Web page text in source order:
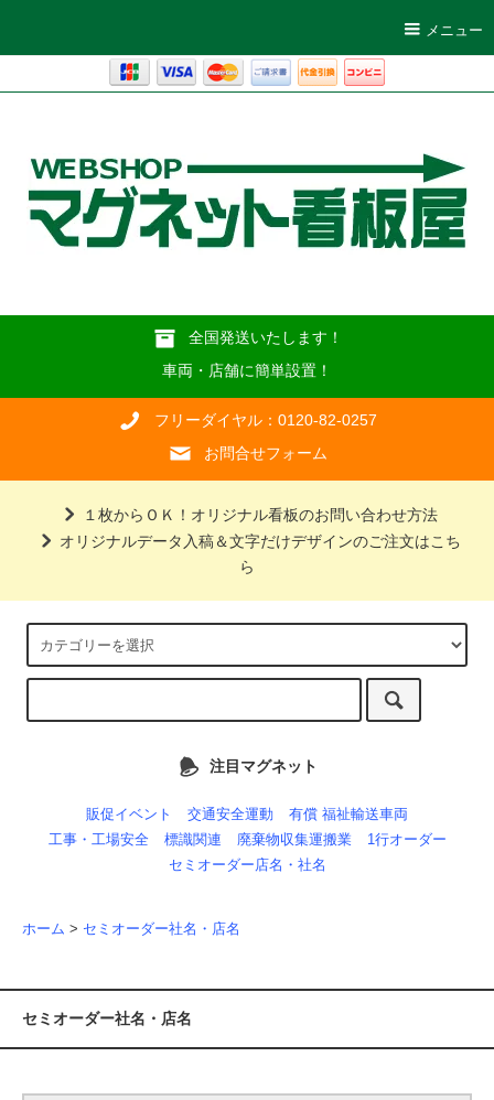
メニュー
全国発送いたします！
車両・店舗に簡単設置！
フリーダイヤル：0120-82-0257
お問合せフォーム
１枚からＯＫ！オリジナル看板のお問い合わせ方法
オリジナルデータ入稿＆文字だけデザインのご注文はこち
ら
注目マグネット
販促イベント 交通安全運動
有償 福祉輸送車両
工事・工場安全
標識関連 廃棄物収集運搬業
1行オーダー
セミオーダー店名・社名
ホーム > セミオーダー社名・店名
セミオーダー社名・店名